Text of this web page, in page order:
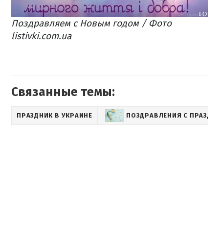
Поздравляем с Новым годом / Фото
listivki.com.ua
Связанные темы:
ПРАЗДНИК В УКРАИНЕ ПОЗДРАВЛЕНИЯ С